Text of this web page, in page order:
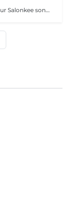
Veuillez prendre note que les prix indiqués sur Salonkee sont communiqués à titre informatif et s'entendent de base. Ces derniers sont susceptibles de varier selon le diagnostic réalisé à votre arrivée au salon et l'expertise du professionnel à qui vous confiez votre beauté. Dans tous les cas, un devis précis vous sera proposé et toutes réalisations de prestations seront effectuées avec votre accord. Un grand merci d'avance pour votre compréhension. Au plaisir de vous recevoir très vite.